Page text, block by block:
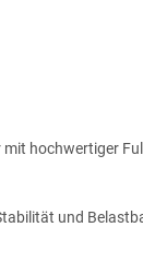
hochwertiger
und